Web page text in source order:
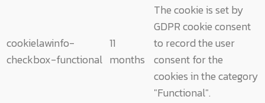
cookielawinfo-
checkbox-functional
11
months
The cookie is set by
GDPR cookie consent
to record the user
consent for the
cookies in the category
"Functional".